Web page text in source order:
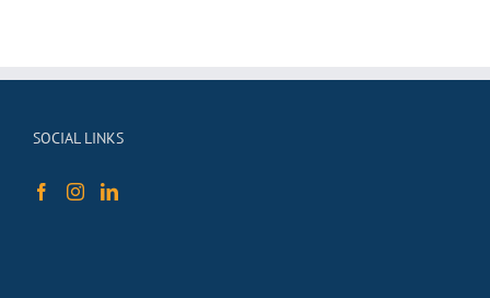
SOCIAL LINKS